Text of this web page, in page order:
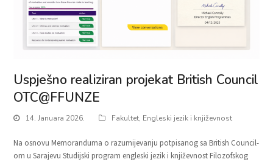
Uspješno realiziran projekat British Council
OTC@FFUNZE
14. Januara 2026. Fakultet, Engleski jezik i književnost
Na osnovu Memoranduma o razumijevanju potpisanog sa British Council-
om u Sarajevu Studijski program engleski jezik i književnost Filozofskog